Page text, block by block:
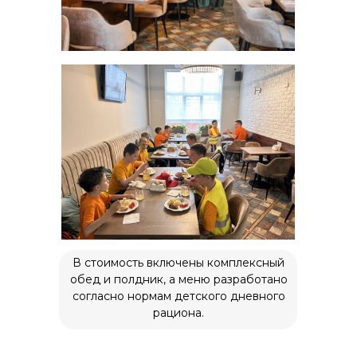
В стоимость включены комплексный
обед и полдник, а меню разработано
согласно нормам детского дневного
рациона.
Ответы на вопросы
Отзывы
Расписание
Заказать звонок
Мастер-классы